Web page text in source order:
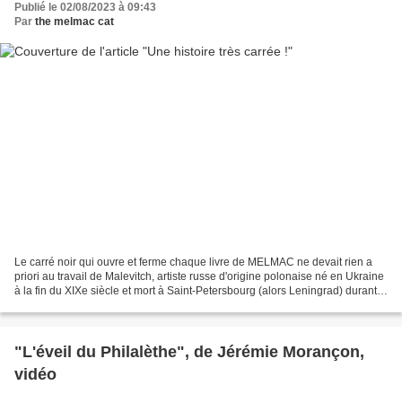
Publié le 02/08/2023 à 09:43
Par the melmac cat
Le carré noir qui ouvre et ferme chaque livre de MELMAC ne devait rien a
priori au travail de Malevitch, artiste russe d'origine polonaise né en Ukraine
à la fin du XIXe siècle et mort à Saint-Petersbourg (alors Leningrad) durant
"L'éveil du Philalèthe", de Jérémie Morançon,
vidéo